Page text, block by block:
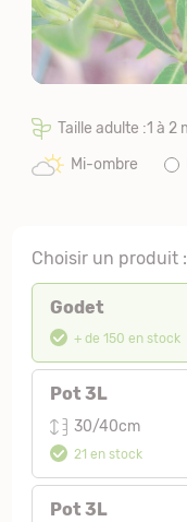
Taille adulte :1 à 2
Mi-ombre
Choisir un produit :
Godet
+ de 150 en stock
Pot 3L
30/40cm
21 en stock
Pot 3L